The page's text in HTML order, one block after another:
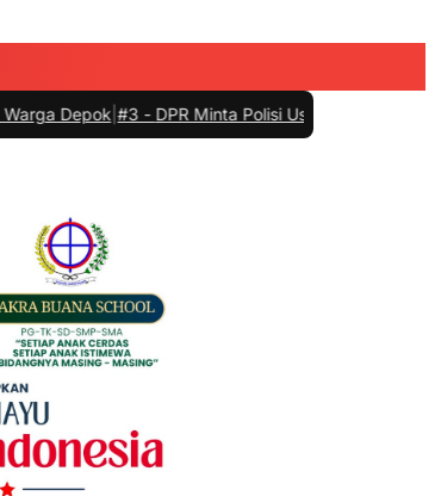
|#3 -DPR Minta Polisi Usut Tuntas Kasus Temuan